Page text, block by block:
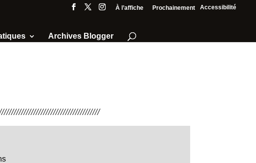
Accessibilité
À l’affiche Prochainement
Archives Blogger